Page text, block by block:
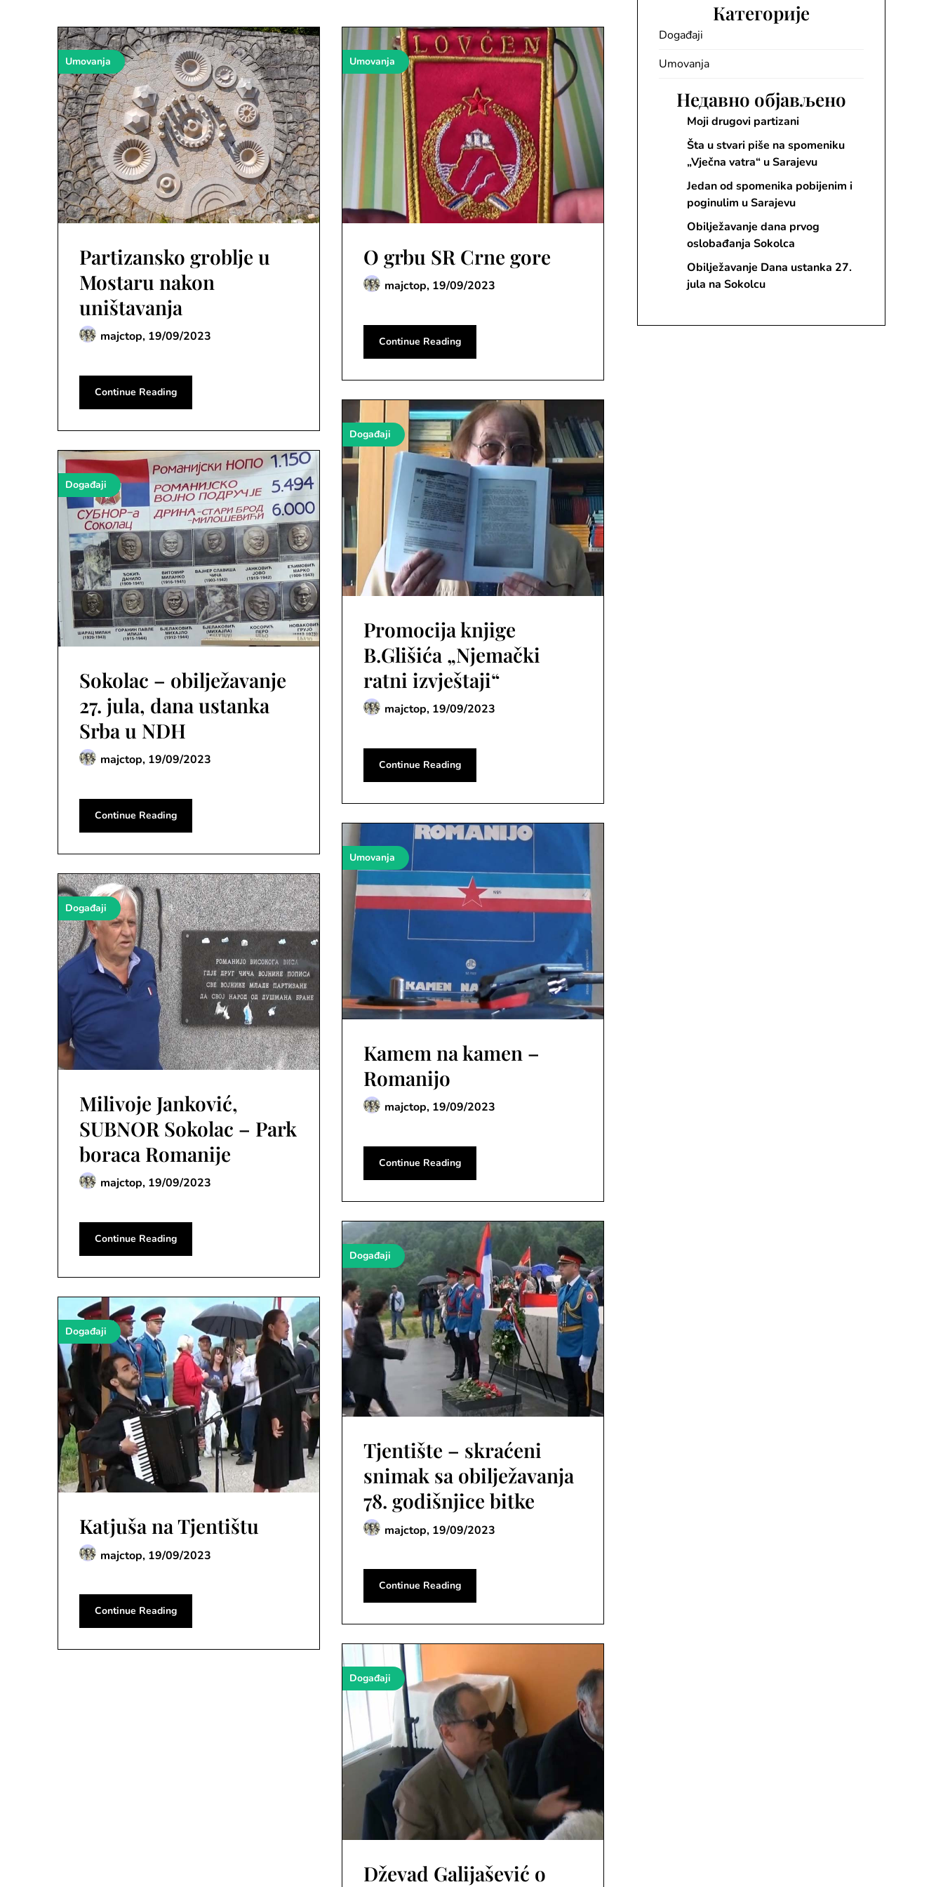
Umovanja
Partizansko groblje u
Mostaru nakon
uništavanja
majctop, 19/09/2023
Continue Reading
Događaji
Sokolac – obilježavanje
27. jula, dana ustanka
Srba u NDH
majctop, 19/09/2023
Continue Reading
Događaji
Milivoje Janković,
SUBNOR Sokolac – Park
boraca Romanije
majctop, 19/09/2023
Continue Reading
Događaji
Katjuša na Tjentištu
majctop, 19/09/2023
Continue Reading
Umovanja
O grbu SR Crne gore
majctop, 19/09/2023
Continue Reading
Događaji
Promocija knjige
B.Glišića „Njemački
ratni izvještaji“
majctop, 19/09/2023
Continue Reading
Umovanja
Kamem na kamen –
Romanijo
majctop, 19/09/2023
Continue Reading
Događaji
Tjentište – skraćeni
snimak sa obilježavanja
78. godišnjice bitke
majctop, 19/09/2023
Continue Reading
Događaji
Dževad Galijašević o
Категорије
Događaji
Umovanja
Недавно објављено
Moji drugovi partizani
Šta u stvari piše na spomeniku
„Vječna vatra“ u Sarajevu
Jedan od spomenika pobijenim i
poginulim u Sarajevu
Obilježavanje dana prvog
oslobađanja Sokolca
Obilježavanje Dana ustanka 27.
jula na Sokolcu